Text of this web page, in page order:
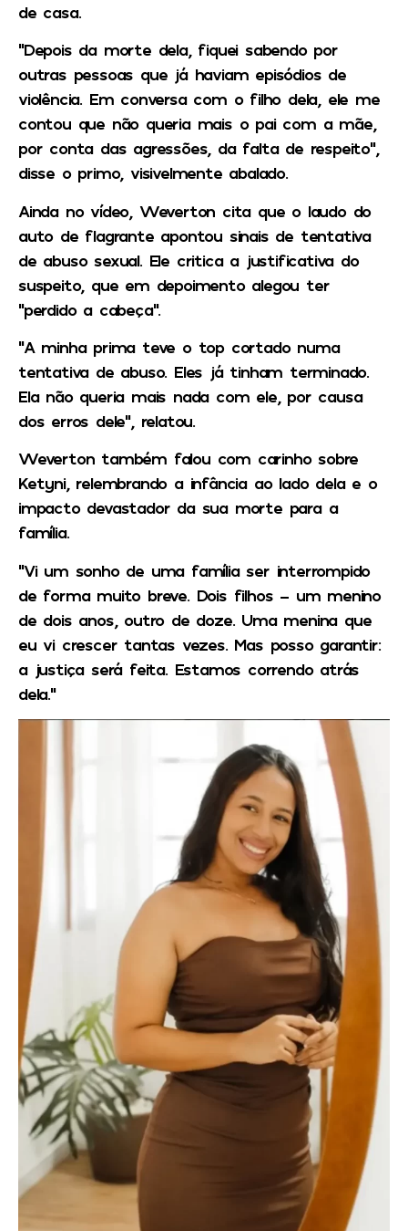
de casa.
“Depois da morte dela, fiquei sabendo por
outras pessoas que já haviam episódios de
violência. Em conversa com o filho dela, ele me
contou que não queria mais o pai com a mãe,
por conta das agressões, da falta de respeito”,
disse o primo, visivelmente abalado.
Ainda no vídeo, Weverton cita que o laudo do
auto de flagrante apontou sinais de tentativa
de abuso sexual. Ele critica a justificativa do
suspeito, que em depoimento alegou ter
“perdido a cabeça”.
“A minha prima teve o top cortado numa
tentativa de abuso. Eles já tinham terminado.
Ela não queria mais nada com ele, por causa
dos erros dele”, relatou.
Weverton também falou com carinho sobre
Ketyni, relembrando a infância ao lado dela e o
impacto devastador da sua morte para a
família.
“Vi um sonho de uma família ser interrompido
de forma muito breve. Dois filhos – um menino
de dois anos, outro de doze. Uma menina que
eu vi crescer tantas vezes. Mas posso garantir:
a justiça será feita. Estamos correndo atrás
dela.”